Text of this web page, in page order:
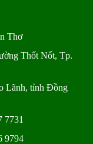
Thơ
Thốt Nốt, Tp.
Lãnh, tỉnh Đồng
7731
9794